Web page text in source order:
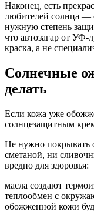
Наконец, есть
любителей солнца —
нужную степень
что автозагар от
краска, а не
Солнечные
делать
Если кожа уже
солнцезащитным
Не нужно
сметаной, ни
вредно для здоровья:
масла создают
теплообмен с
обожженной кожи